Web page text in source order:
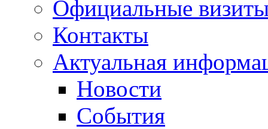
Официальные
Контакты
Актуальная
Новости
События